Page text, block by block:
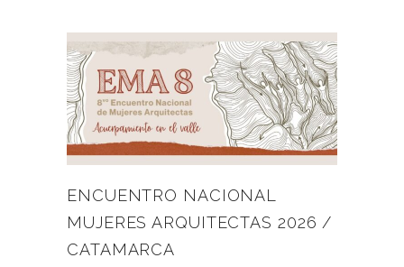
ENCUENTRO NACIONAL
MUJERES ARQUITECTAS 2026 /
CATAMARCA